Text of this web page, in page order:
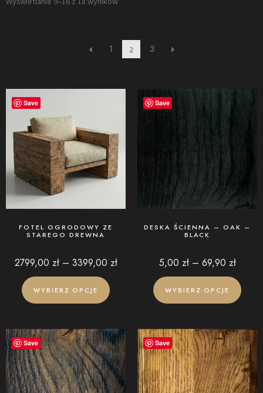
1 2 3
Save
FOTEL OGRODOWY ZE
STAREGO DREWNA
2799,00 zł – 3399,00 zł
WYBIERZ OPCJE
Save
DESKA ŚCIENNA – OAK –
BLACK
5,00 zł – 69,90 zł
WYBIERZ OPCJE
Save Save